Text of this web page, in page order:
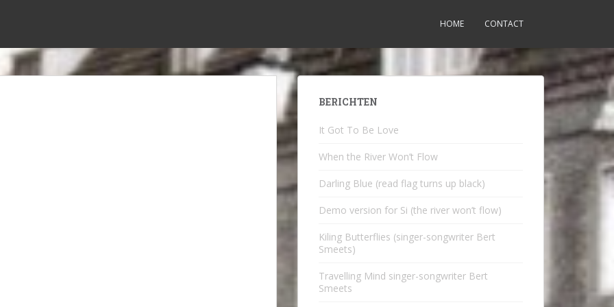
HOME CONTACT
BERICHTEN
It Got To Be Love
When the River Won’t Flow
Darling Blue (read flag turns up black)
Demo version for Si (the river won’t flow)
Kiling Butterflies (singer-songwriter Bert
Smeets)
Travelling Mind singer-songwriter Bert
Smeets